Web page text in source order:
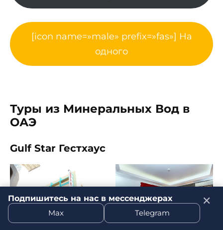
[icon name=»male» prefix=»fas»] На
одного
Туры из Минеральных Вод в
ОАЭ
Gulf Star Гестхаус
Подпишитесь на нас в мессенджерах
Max
Telegram
✕